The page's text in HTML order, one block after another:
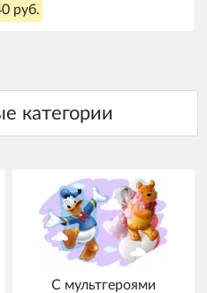
руб.
С мультгероями